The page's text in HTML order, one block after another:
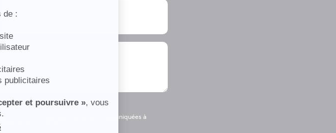
de :
publicitaires
et poursuivre », vous
vos Options
numéro de téléphone ou un email
Vos données peuvent être communiquées à
exercer vos droits,